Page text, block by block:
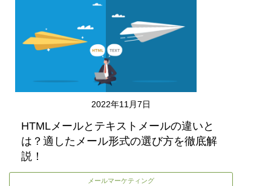
2022年11月7日
HTMLメールとテキストメールの違いと
は？適したメール形式の選び方を徹底解
説！
メールマーケティング